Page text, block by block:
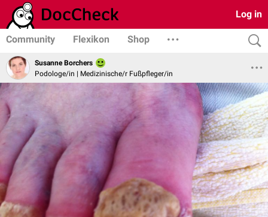
Log in
Community Flexikon Shop
Susanne Borchers
Podologe/in | Medizinische/r Fußpfleger/in